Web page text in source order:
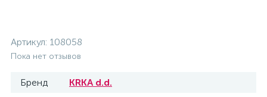
Артикул: 108058
Пока нет отзывов
Бренд
KRKA d.d.